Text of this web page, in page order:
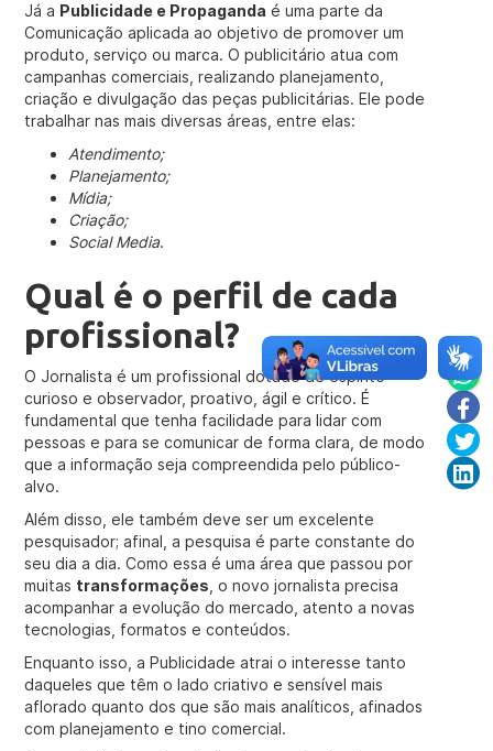
Já a Publicidade e Propaganda é uma parte da
Comunicação aplicada ao objetivo de promover um
produto, serviço ou marca. O publicitário atua com
campanhas comerciais, realizando planejamento,
criação e divulgação das peças publicitárias. Ele pode
trabalhar nas mais diversas áreas, entre elas:
Atendimento;
Planejamento;
Mídia;
Criação;
Social Media.
Qual é o perfil de cada
profissional?
O Jornalista é um profissional dotado de espírito
curioso e observador, proativo, ágil e crítico. É
fundamental que tenha facilidade para lidar com
pessoas e para se comunicar de forma clara, de modo
que a informação seja compreendida pelo público-
alvo.
Além disso, ele também deve ser um excelente
pesquisador; afinal, a pesquisa é parte constante do
seu dia a dia. Como essa é uma área que passou por
muitas transformações , o novo jornalista precisa
acompanhar a evolução do mercado, atento a novas
tecnologias, formatos e conteúdos.
Enquanto isso, a Publicidade atrai o interesse tanto
daqueles que têm o lado criativo e sensível mais
aflorado quanto dos que são mais analíticos, afinados
com planejamento e tino comercial.